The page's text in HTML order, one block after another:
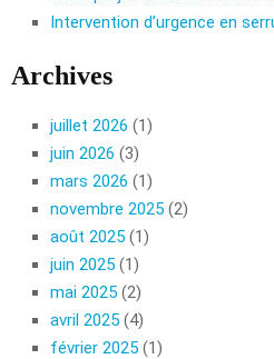
Intervention d’urgence en
Archives
juillet 2026 (1)
juin 2026 (3)
mars 2026 (1)
novembre 2025 (2)
août 2025 (1)
juin 2025 (1)
mai 2025 (2)
avril 2025 (4)
février 2025 (1)